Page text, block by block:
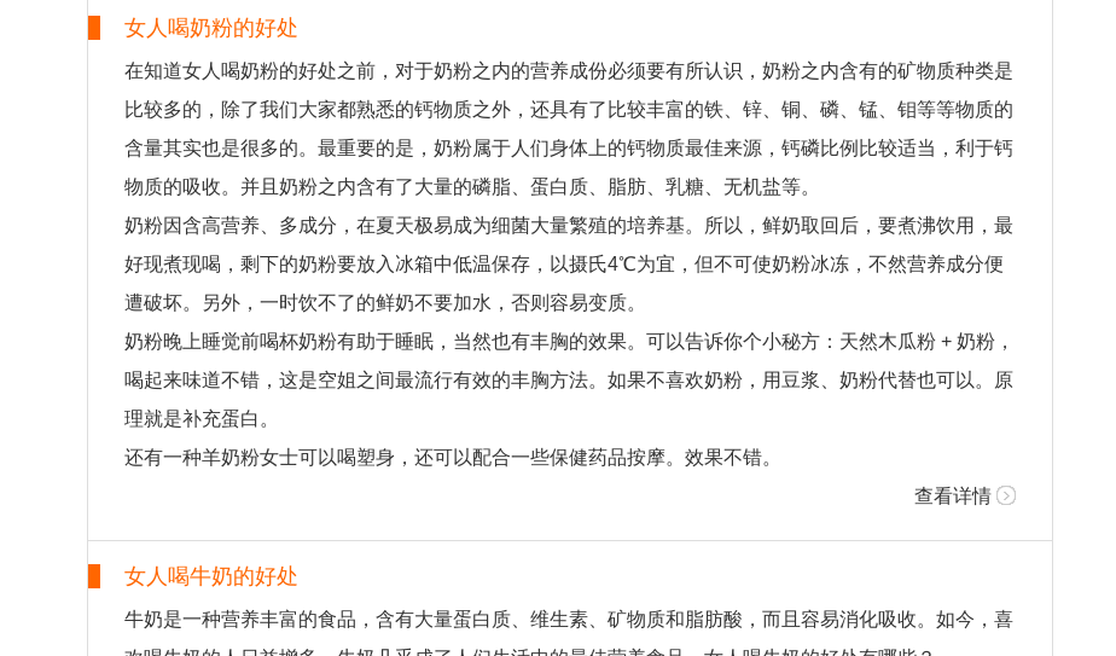
女人喝奶粉的好处
在知道女人喝奶粉的好处之前，对于奶粉之内的营养成份必须要有所认识，奶粉之内含有的矿物质种类是
比较多的，除了我们大家都熟悉的钙物质之外，还具有了比较丰富的铁、锌、铜、磷、锰、钼等等物质的
含量其实也是很多的。最重要的是，奶粉属于人们身体上的钙物质最佳来源，钙磷比例比较适当，利于钙
物质的吸收。并且奶粉之内含有了大量的磷脂、蛋白质、脂肪、乳糖、无机盐等。
奶粉因含高营养、多成分，在夏天极易成为细菌大量繁殖的培养基。所以，鲜奶取回后，要煮沸饮用，最
好现煮现喝，剩下的奶粉要放入冰箱中低温保存，以摄氏4℃为宜，但不可使奶粉冰冻，不然营养成分便
遭破坏。另外，一时饮不了的鲜奶不要加水，否则容易变质。
奶粉晚上睡觉前喝杯奶粉有助于睡眠，当然也有丰胸的效果。可以告诉你个小秘方：天然木瓜粉 + 奶粉，
喝起来味道不错，这是空姐之间最流行有效的丰胸方法。如果不喜欢奶粉，用豆浆、奶粉代替也可以。原
理就是补充蛋白。
还有一种羊奶粉女士可以喝塑身，还可以配合一些保健药品按摩。效果不错。
查看详情
女人喝牛奶的好处
牛奶是一种营养丰富的食品，含有大量蛋白质、维生素、矿物质和脂肪酸，而且容易消化吸收。如今，喜